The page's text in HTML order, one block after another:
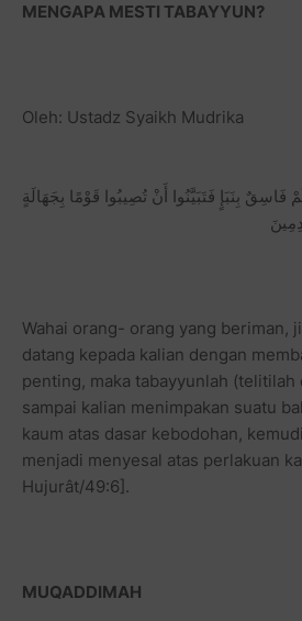
MENGAPA MESTI TABAYYUN?
Oleh: Ustadz Syaikh Mudrika
فَاسِقٌ بِنَبَإٍ فَتَبَيَّنُوا أَنْ تُصِيبُوا قَوْمًا بِجَهَالَةٍ
Wahai orang- orang yang beriman,
datang kepada kalian dengan
penting, maka tabayyunlah (telitilah
sampai kalian menimpakan suatu
kaum atas dasar kebodohan,
menjadi menyesal atas perlakuan
Hujurât/49:6].
MUQADDIMAH